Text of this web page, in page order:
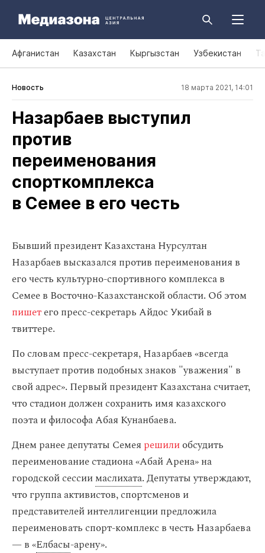
Афганистан Казахстан Кыргызстан Узбекистан
Новость 18 марта 2021, 14:01
Назарбаев выступил
против
переименования
спорткомплекса
в Семее в его честь
Бывший президент Казахстана Нурсултан
Назарбаев высказался против переименования в
его честь культурно-спортивного комплекса в
Семее в Восточно-Казахстанской области. Об этом
пишетего пресс-секретарь Айдос Укибай в
твиттере.
По словам пресс-секретаря, Назарбаев «всегда
выступает против подобных знаков "уважения" в
свой адрес». Первый президент Казахстана считает,
что стадион должен сохранить имя казахского
поэта и философа Абая Кунанбаева.
Днем ранее депутаты Семея решилиобсудить
переименование стадиона «Абай Арена» на
городской сессиимаслихата. Депутаты утверждают,
что группа активистов, спортсменов и
представителей интеллигенции предложила
переименовать спорт-комплекс в честь Назарбаева
— в «Елбасы-арену».